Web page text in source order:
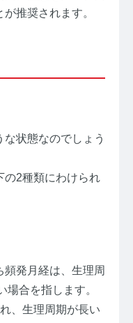
推奨されます。
状態なのでしょう
の2種類にわけられ
発月経は、生理周
合を指します。
、生理周期が長い